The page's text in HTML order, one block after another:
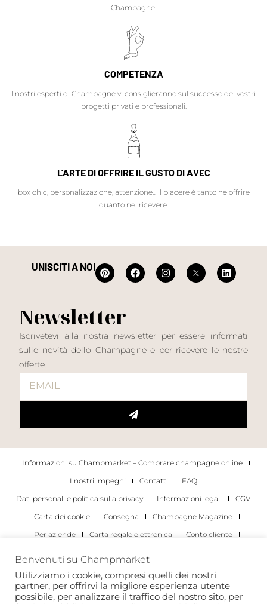
Champagne.
COMPETENZA
I nostri esperti di Champagne vi consiglieranno sul successo dei vostri
progetti privati e professionali.
L'ARTE DI OFFRIRE IL GUSTO DI AVEC
box chic, personalizzazione, attenzione... il piacere è tanto neloffrire
quanto nel ricevere.
UNISCITI A NOI
Newsletter
Iscrivetevi alla nostra newsletter per essere informati
sulle novità dello Champagne e per ricevere le nostre
offerte.
Informazioni su Champmarket – Comprare champagne online
I nostri impegni
Contatti
FAQ
Dati personali e politica sulla privacy
Informazioni legali
CGV
Carta dei cookie
Consegna
Champagne Magazine
Per aziende
Carta regalo elettronica
Conto cliente
Per gli individui
Per le aziende
Copyright 2022 © tutti i diritti riservati. Champmarket.
Benvenuti su Champmarket
Utilizziamo i cookie, compresi quelli dei nostri
partner, per offrirvi la migliore esperienza utente
possibile, per analizzare il traffico del nostro sito, per